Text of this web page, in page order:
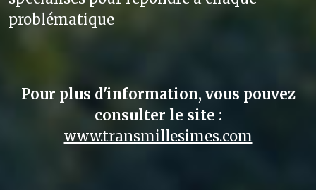
problématique
Pour plus d'information, vous pouvez
consulter le site :
www.transmillesimes.com